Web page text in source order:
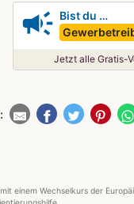
campaign Bist du …
Jetzt alle Gratis-
Wechselkurs der